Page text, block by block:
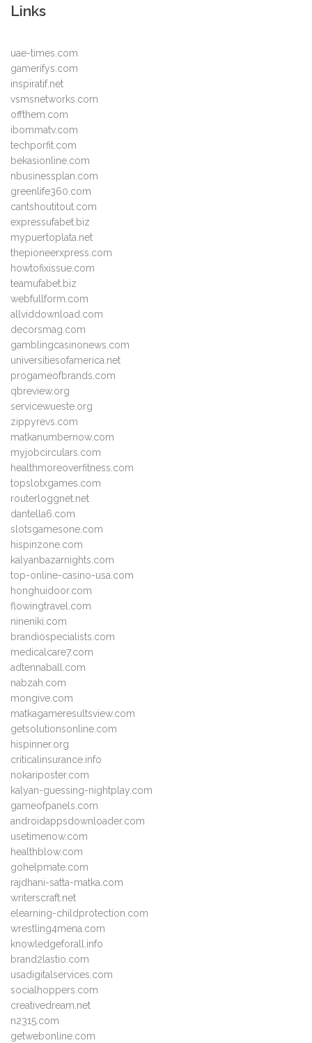
Links
uae-times.com
gamerifys.com
inspiratif.net
vsmsnetworks.com
offthem.com
ibommatv.com
techporfit.com
bekasionline.com
nbusinessplan.com
greenlife360.com
cantshoutitout.com
expressufabet.biz
mypuertoplata.net
thepioneerxpress.com
howtofixissue.com
teamufabet.biz
webfullform.com
allviddownload.com
decorsmag.com
gamblingcasinonews.com
universitiesofamerica.net
progameofbrands.com
qbreview.org
servicewueste.org
zippyrevs.com
matkanumbernow.com
myjobcirculars.com
healthmoreoverfitness.com
topslotxgames.com
routerloggnet.net
dantella6.com
slotsgamesone.com
hispinzone.com
kalyanbazarnights.com
top-online-casino-usa.com
honghuidoor.com
flowingtravel.com
nineniki.com
brandiospecialists.com
medicalcare7.com
adtennaball.com
nabzah.com
mongive.com
matkagameresultsview.com
getsolutionsonline.com
hispinner.org
criticalinsurance.info
nokariposter.com
kalyan-guessing-nightplay.com
gameofpanels.com
androidappsdownloader.com
usetimenow.com
healthblow.com
gohelpmate.com
rajdhani-satta-matka.com
writerscraft.net
elearning-childprotection.com
wrestling4mena.com
knowledgeforall.info
brand2lastio.com
usadigitalservices.com
socialhoppers.com
creativedream.net
n2315.com
getwebonline.com